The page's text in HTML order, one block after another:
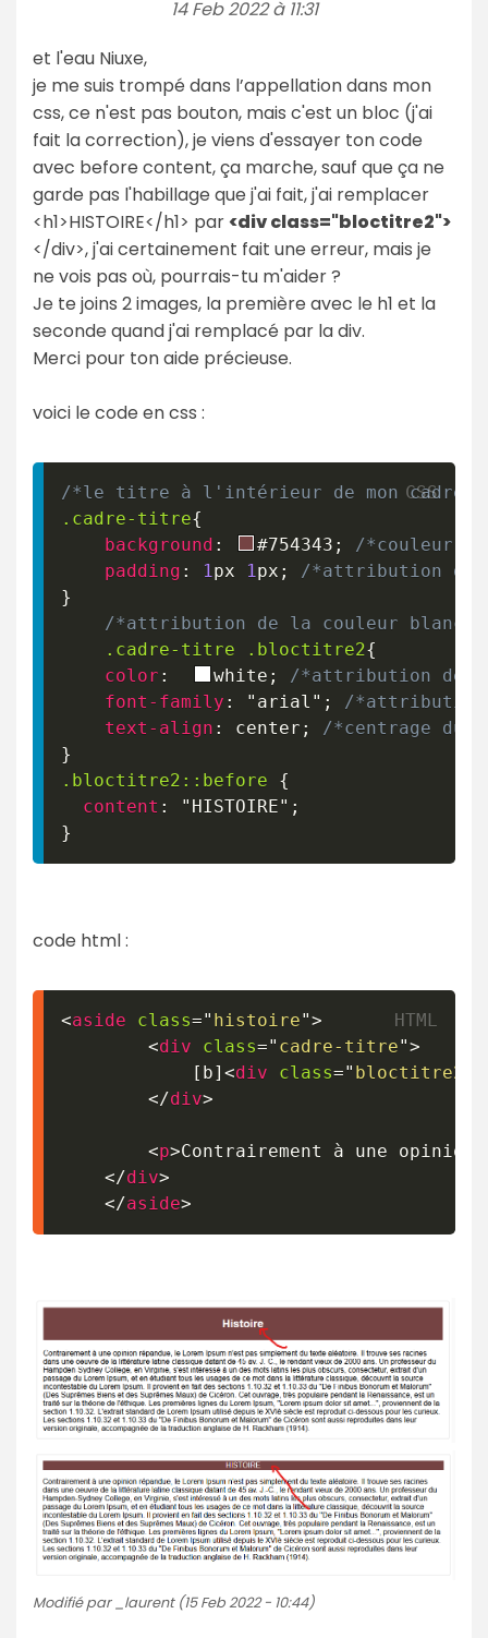
14 Feb 2022 à 11:31
et l'eau Niuxe,
je me suis trompé dans l’appellation dans mon
css, ce n'est pas bouton, mais c'est un bloc (j'ai
fait la correction), je viens d'essayer ton code
avec before content, ça marche, sauf que ça ne
garde pas l'habillage que j'ai fait, j'ai remplacer
<h1>HISTOIRE</h1> par<div class="bloctitre2">
</div>, j'ai certainement fait une erreur, mais je
ne vois pas où, pourrais-tu m'aider ?
Je te joins 2 images, la première avec le h1 et la
seconde quand j'ai remplacé par la div.
Merci pour ton aide précieuse.
voici le code en css :
/*le titre à l'intérieur de mon cadre*/
.cadre-titre{
background : #754343 ;
/*couleur
padding : 1 px 1 px ;
/*attribution
}
/*attribution de la couleur
.cadre-titre
.bloctitre2{
color : white ;
/*attribution de
font-family : "arial" ;
/*attribution
text-align : center ;
/*centrage du
}
.bloctitre2 ::before
{
content : "HISTOIRE" ;
}
code html :
<aside class=" histoire">
<div class=" cadre-titre">
			[b]
<div class=" bloctitre2
</div>
<p>Contrairement à une
</div>
</aside>
Modifié par _laurent (15 Feb 2022 - 10:44)